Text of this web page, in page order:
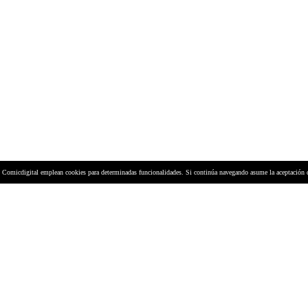
emplean cookies para determinadas funcionalidades. Si continúa navegando asume la aceptación